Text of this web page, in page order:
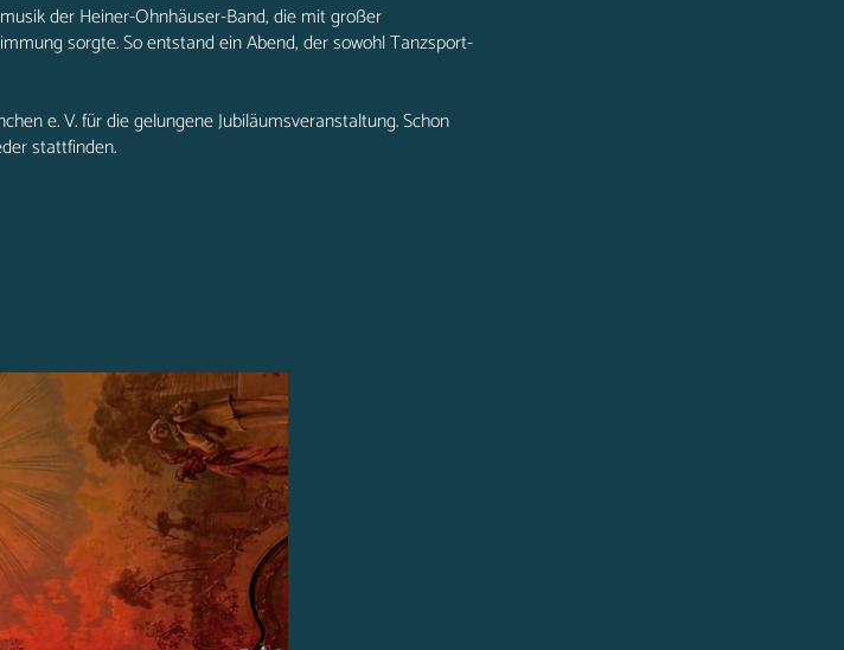
der Heiner-Ohnhäuser-Band, die mit großer
sorgte. So entstand ein Abend, der sowohl Tanzsport-
e. V. für die gelungene Jubiläumsveranstaltung. Schon
stattfinden.